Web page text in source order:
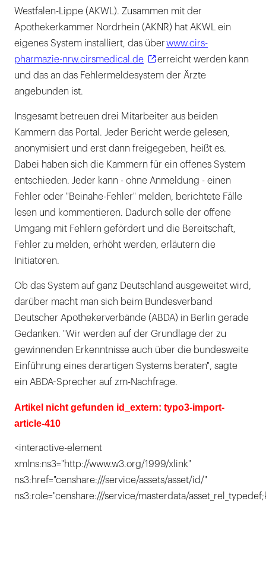
Westfalen-Lippe (AKWL). Zusammen mit der
Apothekerkammer Nordrhein (AKNR) hat AKWL ein
eigenes System installiert, das überwww.cirs-
pharmazie-nrw.cirsmedical.de
erreicht werden kann
und das an das Fehlermeldesystem der Ärzte
angebunden ist.
Insgesamt betreuen drei Mitarbeiter aus beiden
Kammern das Portal. Jeder Bericht werde gelesen,
anonymisiert und erst dann freigegeben, heißt es.
Dabei haben sich die Kammern für ein offenes System
entschieden. Jeder kann - ohne Anmeldung - einen
Fehler oder "Beinahe-Fehler" melden, berichtete Fälle
lesen und kommentieren. Dadurch solle der offene
Umgang mit Fehlern gefördert und die Bereitschaft,
Fehler zu melden, erhöht werden, erläutern die
Initiatoren.
Ob das System auf ganz Deutschland ausgeweitet wird,
darüber macht man sich beim Bundesverband
Deutscher Apothekerverbände (ABDA) in Berlin gerade
Gedanken. "Wir werden auf der Grundlage der zu
gewinnenden Erkenntnisse auch über die bundesweite
Einführung eines derartigen Systems beraten", sagte
ein ABDA-Sprecher auf zm-Nachfrage.
Artikel nicht gefunden id_extern: typo3-import-
article-410
<interactive-element
xmlns:ns3="http://www.w3.org/1999/xlink"
ns3:href="censhare:///service/assets/asset/id/"
ns3:role="censhare:///service/masterdata/